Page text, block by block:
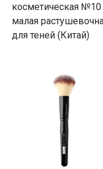
косметическая №10
малая
для теней (Китай)